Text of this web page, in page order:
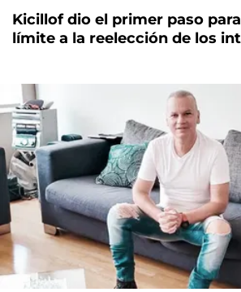
Kicillof dio el primer paso
límite a la reelección de los